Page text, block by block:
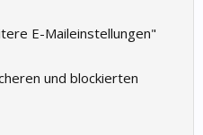
E-Maileinstellungen"
und blockierten